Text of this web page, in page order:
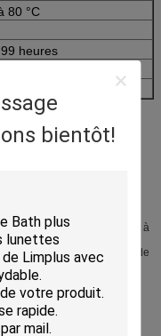
bientôt!
80 °C
heures
SUS304.
24 heures sur 24.
circuit imprimé résistant à
haute qualité, meilleur effet de
de 36 L et plus sont
la stabilité.
réservoir de 2 mm
la corrosion.